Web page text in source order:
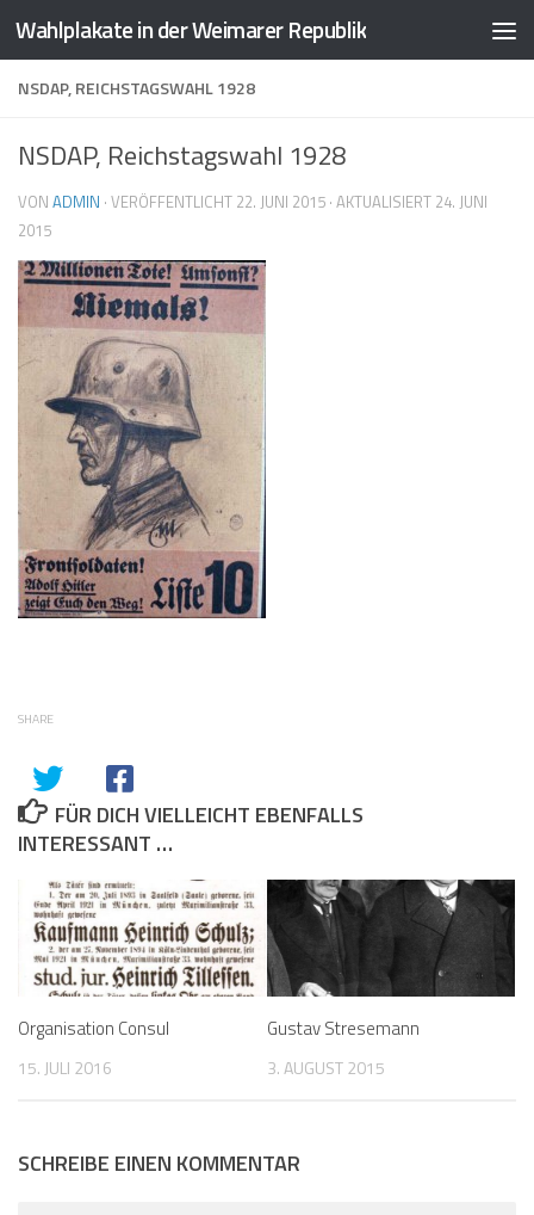
Zum Inhalt springen
Wahlplakate in der Weimarer Republik
NSDAP, REICHSTAGSWAHL 1928
NSDAP, Reichstagswahl 1928
VON ADMIN · VERÖFFENTLICHT 22. JUNI 2015 · AKTUALISIERT 24. JUNI
2015
SHARE
FÜR DICH VIELLEICHT EBENFALLS
INTERESSANT …
Organisation Consul
15. JULI 2016
Gustav Stresemann
3. AUGUST 2015
SCHREIBE EINEN KOMMENTAR